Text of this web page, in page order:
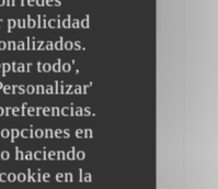
publicidad
todo',
en
haciendo
en la